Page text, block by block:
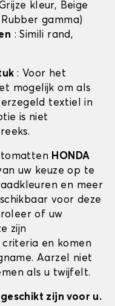
kleur, Beige
gamma)
: Simili rand,
: Voor het
mogelijk om als
textiel in
is niet
HONDA
uw keuze op te
en meer
voor deze
of uw
zijn
criteria en komen
Aarzel niet
als u twijfelt.
zijn voor u.